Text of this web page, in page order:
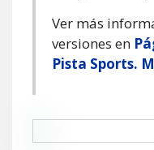
Ver más
versiones en
Pista Sports.